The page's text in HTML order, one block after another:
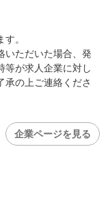
。
いただいた場合、発
等が求人企業に対し
承の上ご連絡くださ
企業ページを見る